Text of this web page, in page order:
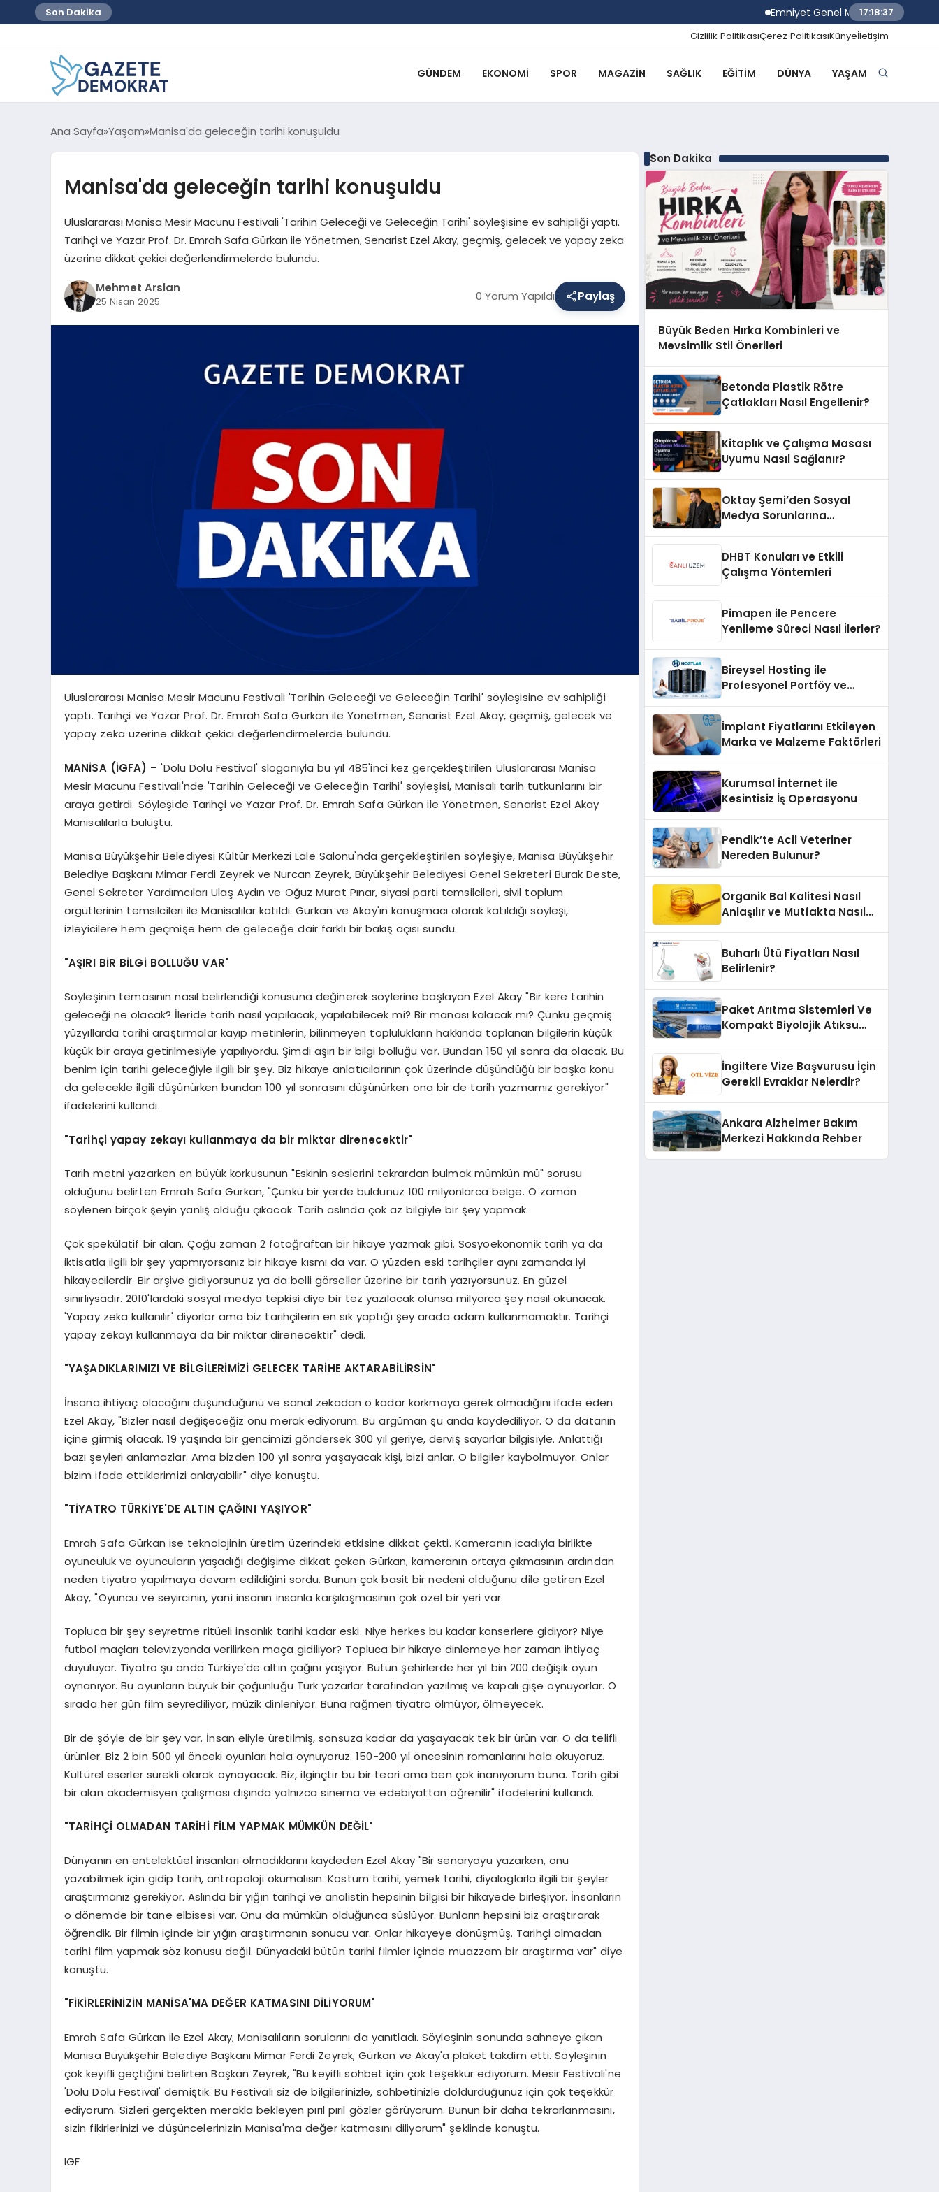
Son Dakika Emniyet Genel Müdürü Mahmut Demirtaş
17:18:38
Gizlilik PolitikasıÇerez PolitikasıKünyeİletişim
GÜNDEM EKONOMI SPOR MAGAZIN SAĞLIK EĞITIM DÜNYA YAŞAM
Ana Sayfa Yaşam Manisa'da geleceğin tarihi konuşuldu
Manisa'da geleceğin tarihi konuşuldu
Uluslararası Manisa Mesir Macunu Festivali 'Tarihin Geleceği ve Geleceğin Tarihi' söyleşisine ev sahipliği yaptı.
Tarihçi ve Yazar Prof. Dr. Emrah Safa Gürkan ile Yönetmen, Senarist Ezel Akay, geçmiş, gelecek ve yapay zeka
üzerine dikkat çekici değerlendirmelerde bulundu.
Mehmet Arslan
25 Nisan 2025 0 Yorum Yapıldı Paylaş
Uluslararası Manisa Mesir Macunu Festivali 'Tarihin Geleceği ve Geleceğin Tarihi' söyleşisine ev sahipliği
yaptı. Tarihçi ve Yazar Prof. Dr. Emrah Safa Gürkan ile Yönetmen, Senarist Ezel Akay, geçmiş, gelecek ve
yapay zeka üzerine dikkat çekici değerlendirmelerde bulundu.
MANİSA (İGFA) –'Dolu Dolu Festival' sloganıyla bu yıl 485'inci kez gerçekleştirilen Uluslararası Manisa
Mesir Macunu Festivali'nde 'Tarihin Geleceği ve Geleceğin Tarihi' söyleşisi, Manisalı tarih tutkunlarını bir
araya getirdi. Söyleşide Tarihçi ve Yazar Prof. Dr. Emrah Safa Gürkan ile Yönetmen, Senarist Ezel Akay
Manisalılarla buluştu.
Manisa Büyükşehir Belediyesi Kültür Merkezi Lale Salonu'nda gerçekleştirilen söyleşiye, Manisa Büyükşehir
Belediye Başkanı Mimar Ferdi Zeyrek ve Nurcan Zeyrek, Büyükşehir Belediyesi Genel Sekreteri Burak Deste,
Genel Sekreter Yardımcıları Ulaş Aydın ve Oğuz Murat Pınar, siyasi parti temsilcileri, sivil toplum
örgütlerinin temsilcileri ile Manisalılar katıldı. Gürkan ve Akay'ın konuşmacı olarak katıldığı söyleşi,
izleyicilere hem geçmişe hem de geleceğe dair farklı bir bakış açısı sundu.
"AŞIRI BİR BİLGİ BOLLUĞU VAR"
Söyleşinin temasının nasıl belirlendiği konusuna değinerek söylerine başlayan Ezel Akay "Bir kere tarihin
geleceği ne olacak? İleride tarih nasıl yapılacak, yapılabilecek mi? Bir manası kalacak mı? Çünkü geçmiş
yüzyıllarda tarihi araştırmalar kayıp metinlerin, bilinmeyen toplulukların hakkında toplanan bilgilerin küçük
küçük bir araya getirilmesiyle yapılıyordu. Şimdi aşırı bir bilgi bolluğu var. Bundan 150 yıl sonra da olacak. Bu
benim için tarihi geleceğiyle ilgili bir şey. Biz hikaye anlatıcılarının çok üzerinde düşündüğü bir başka konu
da gelecekle ilgili düşünürken bundan 100 yıl sonrasını düşünürken ona bir de tarih yazmamız gerekiyor"
ifadelerini kullandı.
"Tarihçi yapay zekayı kullanmaya da bir miktar direnecektir"
Tarih metni yazarken en büyük korkusunun "Eskinin seslerini tekrardan bulmak mümkün mü" sorusu
olduğunu belirten Emrah Safa Gürkan, "Çünkü bir yerde buldunuz 100 milyonlarca belge. O zaman
söylenen birçok şeyin yanlış olduğu çıkacak. Tarih aslında çok az bilgiyle bir şey yapmak.
Çok spekülatif bir alan. Çoğu zaman 2 fotoğraftan bir hikaye yazmak gibi. Sosyoekonomik tarih ya da
iktisatla ilgili bir şey yapmıyorsanız bir hikaye kısmı da var. O yüzden eski tarihçiler aynı zamanda iyi
hikayecilerdir. Bir arşive gidiyorsunuz ya da belli görseller üzerine bir tarih yazıyorsunuz. En güzel
sınırlıysadır. 2010'lardaki sosyal medya tepkisi diye bir tez yazılacak olunsa milyarca şey nasıl okunacak.
'Yapay zeka kullanılır' diyorlar ama biz tarihçilerin en sık yaptığı şey arada adam kullanmamaktır. Tarihçi
yapay zekayı kullanmaya da bir miktar direnecektir" dedi.
"YAŞADIKLARIMIZI VE BİLGİLERİMİZİ GELECEK TARİHE AKTARABİLİRSİN"
İnsana ihtiyaç olacağını düşündüğünü ve sanal zekadan o kadar korkmaya gerek olmadığını ifade eden
Ezel Akay, "Bizler nasıl değişeceğiz onu merak ediyorum. Bu argüman şu anda kaydediliyor. O da datanın
içine girmiş olacak. 19 yaşında bir gencimizi göndersek 300 yıl geriye, derviş sayarlar bilgisiyle. Anlattığı
bazı şeyleri anlamazlar. Ama bizden 100 yıl sonra yaşayacak kişi, bizi anlar. O bilgiler kaybolmuyor. Onlar
bizim ifade ettiklerimizi anlayabilir" diye konuştu.
"TİYATRO TÜRKİYE'DE ALTIN ÇAĞINI YAŞIYOR"
Emrah Safa Gürkan ise teknolojinin üretim üzerindeki etkisine dikkat çekti. Kameranın icadıyla birlikte
oyunculuk ve oyuncuların yaşadığı değişime dikkat çeken Gürkan, kameranın ortaya çıkmasının ardından
neden tiyatro yapılmaya devam edildiğini sordu. Bunun çok basit bir nedeni olduğunu dile getiren Ezel
Akay, "Oyuncu ve seyircinin, yani insanın insanla karşılaşmasının çok özel bir yeri var.
Topluca bir şey seyretme ritüeli insanlık tarihi kadar eski. Niye herkes bu kadar konserlere gidiyor? Niye
futbol maçları televizyonda verilirken maça gidiliyor? Topluca bir hikaye dinlemeye her zaman ihtiyaç
duyuluyor. Tiyatro şu anda Türkiye'de altın çağını yaşıyor. Bütün şehirlerde her yıl bin 200 değişik oyun
oynanıyor. Bu oyunların büyük bir çoğunluğu Türk yazarlar tarafından yazılmış ve kapalı gişe oynuyorlar. O
sırada her gün film seyrediliyor, müzik dinleniyor. Buna rağmen tiyatro ölmüyor, ölmeyecek.
Bir de şöyle de bir şey var. İnsan eliyle üretilmiş, sonsuza kadar da yaşayacak tek bir ürün var. O da telifli
ürünler. Biz 2 bin 500 yıl önceki oyunları hala oynuyoruz. 150-200 yıl öncesinin romanlarını hala okuyoruz.
Kültürel eserler sürekli olarak oynayacak. Biz, ilginçtir bu bir teori ama ben çok inanıyorum buna. Tarih gibi
bir alan akademisyen çalışması dışında yalnızca sinema ve edebiyattan öğrenilir" ifadelerini kullandı.
"TARİHÇİ OLMADAN TARİHİ FİLM YAPMAK MÜMKÜN DEĞİL"
Dünyanın en entelektüel insanları olmadıklarını kaydeden Ezel Akay "Bir senaryoyu yazarken, onu
yazabilmek için gidip tarih, antropoloji okumalısın. Kostüm tarihi, yemek tarihi, diyaloglarla ilgili bir şeyler
araştırmanız gerekiyor. Aslında bir yığın tarihçi ve analistin hepsinin bilgisi bir hikayede birleşiyor. İnsanların
o dönemde bir tane elbisesi var. Onu da mümkün olduğunca süslüyor. Bunların hepsini biz araştırarak
öğrendik. Bir filmin içinde bir yığın araştırmanın sonucu var. Onlar hikayeye dönüşmüş. Tarihçi olmadan
tarihi film yapmak söz konusu değil. Dünyadaki bütün tarihi filmler içinde muazzam bir araştırma var" diye
konuştu.
"FİKİRLERİNİZİN MANİSA'MA DEĞER KATMASINI DİLİYORUM"
Emrah Safa Gürkan ile Ezel Akay, Manisalıların sorularını da yanıtladı. Söyleşinin sonunda sahneye çıkan
Manisa Büyükşehir Belediye Başkanı Mimar Ferdi Zeyrek, Gürkan ve Akay'a plaket takdim etti. Söyleşinin
çok keyifli geçtiğini belirten Başkan Zeyrek, "Bu keyifli sohbet için çok teşekkür ediyorum. Mesir Festivali'ne
'Dolu Dolu Festival' demiştik. Bu Festivali siz de bilgilerinizle, sohbetinizle doldurduğunuz için çok teşekkür
ediyorum. Sizleri gerçekten merakla bekleyen pırıl pırıl gözler görüyorum. Bunun bir daha tekrarlanmasını,
sizin fikirlerinizi ve düşüncelerinizin Manisa'ma değer katmasını diliyorum" şeklinde konuştu.
IGF
Son Dakika
Büyük Beden Hırka Kombinleri ve
Mevsimlik Stil Önerileri
Betonda Plastik Rötre
Çatlakları Nasıl Engellenir?
Kitaplık ve Çalışma Masası
Uyumu Nasıl Sağlanır?
Oktay Şemi’den Sosyal
Medya Sorunlarına
DHBT Konuları ve Etkili
Çalışma Yöntemleri
Pimapen ile Pencere
Yenileme Süreci Nasıl İlerler?
Bireysel Hosting ile
Profesyonel Portföy ve
İmplant Fiyatlarını Etkileyen
Marka ve Malzeme Faktörleri
Kurumsal İnternet ile
Kesintisiz İş Operasyonu
Pendik’te Acil Veteriner
Nereden Bulunur?
Organik Bal Kalitesi Nasıl
Anlaşılır ve Mutfakta Nasıl
Buharlı Ütü Fiyatları Nasıl
Belirlenir?
Paket Arıtma Sistemleri Ve
Kompakt Biyolojik Atıksu
İngiltere Vize Başvurusu İçin
Gerekli Evraklar Nelerdir?
Ankara Alzheimer Bakım
Merkezi Hakkında Rehber